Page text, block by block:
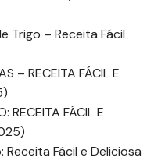
Trigo – Receita Fácil
– RECEITA FÁCIL E
RECEITA FÁCIL E
Receita Fácil e Deliciosa